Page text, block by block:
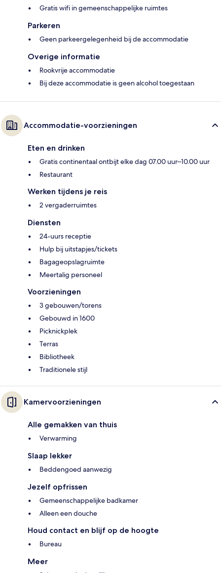
Gratis wifi in gemeenschappelijke ruimtes
Parkeren
Geen parkeergelegenheid bij de accommodatie
Overige informatie
Rookvrije accommodatie
Bij deze accommodatie is geen alcohol toegestaan
Accommodatie-voorzieningen
Eten en drinken
Gratis continentaal ontbijt elke dag 07.00 uur–10.00 uur
Restaurant
Werken tijdens je reis
2 vergaderruimtes
Diensten
24-uurs receptie
Hulp bij uitstapjes/tickets
Bagageopslagruimte
Meertalig personeel
Voorzieningen
3 gebouwen/torens
Gebouwd in 1600
Picknickplek
Terras
Bibliotheek
Traditionele stijl
Kamervoorzieningen
Alle gemakken van thuis
Verwarming
Slaap lekker
Beddengoed aanwezig
Jezelf opfrissen
Gemeenschappelijke badkamer
Alleen een douche
Houd contact en blijf op de hoogte
Bureau
Meer